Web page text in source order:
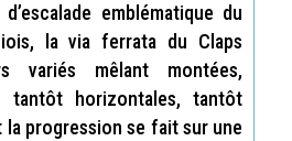
emblématique du
la via ferrata du Claps
variés mêlant montées,
tantôt horizontales, tantôt
a progression se fait sur une